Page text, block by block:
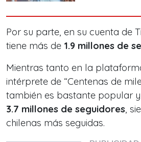
Por su parte, en su cuenta de
tiene más de 1.9 millones de
Mientras tanto en la
intérprete de “Centenas de
también es bastante popular
3.7 millones de seguidores,
chilenas más seguidas.